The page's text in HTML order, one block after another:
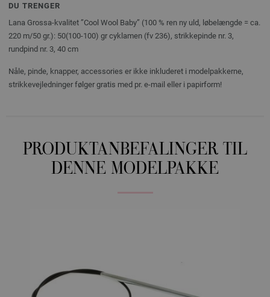
DU TRENGER
Lana Grossa-kvalitet ”Cool Wool Baby” (100 % ren ny uld, løbelængde = ca.
220 m/50 gr.): 50(100-100) gr cyklamen (fv 236), strikkepinde nr. 3,
rundpind nr. 3, 40 cm
Nåle, pinde, knapper, accessories er ikke inkluderet i modelpakkerne,
strikkevejledninger følger gratis med pr. e-mail eller i papirform!
PRODUKTANBEFALINGER TIL
DENNE MODELPAKKE